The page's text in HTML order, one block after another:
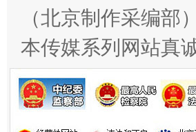
从幼儿园到大学，有这些资助
（北京制作采编部）
本传媒系列网站真